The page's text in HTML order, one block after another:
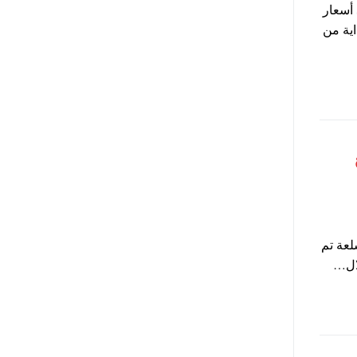
الدولي للكتاب 2026 على أسعار
، حيث يبدأ موعد معرض الكتاب 2026 بداية من
تم